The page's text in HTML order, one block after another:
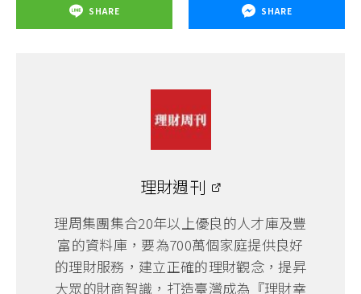
SHARE SHARE
理財週刊
理周集團集合20年以上優良的人才庫及豐
富的資料庫，要為700萬個家庭提供良好
的理財服務，建立正確的理財觀念，提昇
大眾的財商智識，打造臺灣成為『理財幸